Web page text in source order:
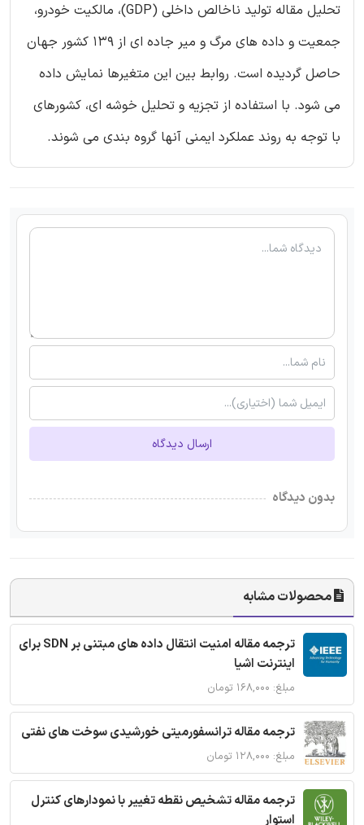
تحلیل مقاله تولید ناخالص داخلی (GDP)، مالکیت خودرو،
جمعیت و داده های مرگ و میر جاده ای از 139 کشور جهان
حاصل گردیده است. روابط بین این متغیرها نمایش داده
می شود. با استفاده از تجزیه و تحلیل خوشه ای، کشورهای
با توجه به روند عملکرد ایمنی آنها گروه بندی می شوند.
ارسال دیدگاه
بدون دیدگاه
محصولات مشابه
ترجمه مقاله امنیت انتقال داده های مبتنی بر SDN برای
اینترنت اشیا
مبلغ: ۱۶۸,۰۰۰ تومان
ترجمه مقاله ترانسفورمیتی خورشیدی سوخت های نفتی
مبلغ: ۱۲۸,۰۰۰ تومان
ترجمه مقاله تشخیص نقطه تغییر با نمودارهای کنترل
استوار